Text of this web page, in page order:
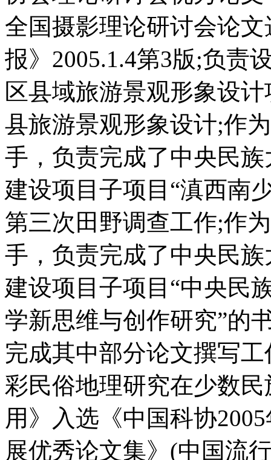
全国摄影理论研讨会论
报》2005.1.4第3版;负责
区县域旅游景观形象设
县旅游景观形象设计;作
手，负责完成了中央民
建设项目子项目“滇西南
第三次田野调查工作;作
手，负责完成了中央民
建设项目子项目“中央民
学新思维与创作研究”的
完成其中部分论文撰写
彩民俗地理研究在少数
用》入选《中国科协
展优秀论文集》(中国流